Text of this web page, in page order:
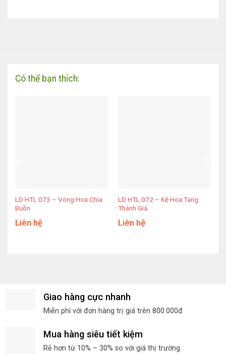
Có thể bạn thích:
LD HTL 073 – Vòng Hoa Chia
Buồn
Liên hệ
LD HTL 072 – Kệ Hoa Tang
Thánh Giá
Liên hệ
Giao hàng cực nhanh
Miễn phí với đơn hàng trị giá trên 800.000đ
Mua hàng siêu tiết kiệm
Rẻ hơn từ 10% – 30% so với giá thị trường